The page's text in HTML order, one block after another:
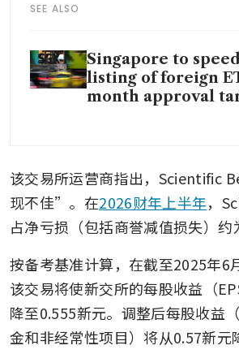
SEE ALSO
Singapore to
listing of foreign
month approval
该交易所运营商指出，Scientific
现不佳”。在2026财年上半年，
占净亏损（包括商誉减值损失）约
按备考基准计算，在截至2025年6
该交易将使新交所的每股收益（
降至0.555新元。调整后每股收益
金和非经常性项目）将从0.57新元